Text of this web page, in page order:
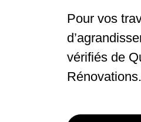
Pour vos
vérifiés de
Rénovations.